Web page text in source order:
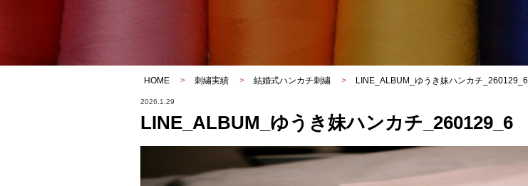
HOME > 刺繍実績 > 結婚式ハンカチ刺繍 > LINE_ALBUM_ゆうき妹ハンカチ_260129_6
2026.1.29
LINE_ALBUM_ゆうき妹ハンカチ_260129_6